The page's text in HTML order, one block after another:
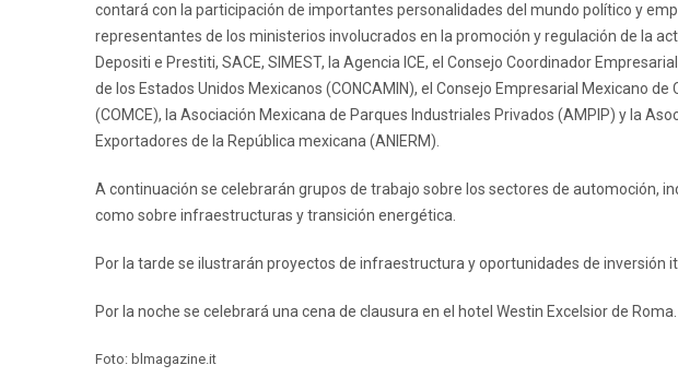
contará con la participación de importantes personalidades del mundo político y
representantes de los ministerios involucrados en la promoción y regulación de la
Depositi e Prestiti, SACE, SIMEST, la Agencia ICE, el Consejo Coordinador
de los Estados Unidos Mexicanos (CONCAMIN), el Consejo Empresarial Mexicano
(COMCE), la Asociación Mexicana de Parques Industriales Privados (AMPIP) y la
Exportadores de la República mexicana (ANIERM).
A continuación se celebrarán grupos de trabajo sobre los sectores de automoción,
como sobre infraestructuras y transición energética.
Por la tarde se ilustrarán proyectos de infraestructura y oportunidades de inversión
Por la noche se celebrará una cena de clausura en el hotel Westin Excelsior de Roma.
Foto: blmagazine.it